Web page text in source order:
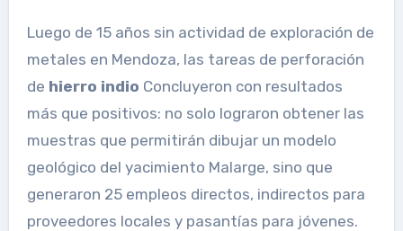
Luego de 15 años sin actividad de exploración de
metales en Mendoza, las tareas de perforación
de hierro indio Concluyeron con resultados
más que positivos: no solo lograron obtener las
muestras que permitirán dibujar un modelo
geológico del yacimiento Malarge, sino que
generaron 25 empleos directos, indirectos para
proveedores locales y pasantías para jóvenes.